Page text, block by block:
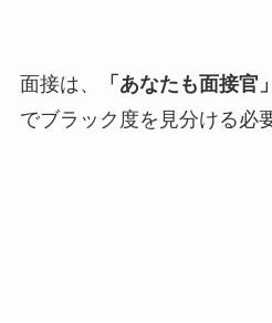
面接は、 「あなたも面接官」
でブラック度を見分ける必